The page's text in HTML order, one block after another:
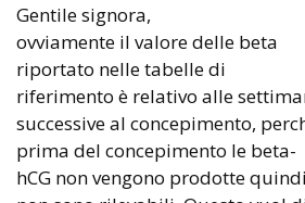
Gentile signora,
ovviamente il valore delle beta
riportato nelle tabelle di
riferimento è relativo alle
successive al concepimento,
prima del concepimento le beta-
hCG non vengono prodotte quindi